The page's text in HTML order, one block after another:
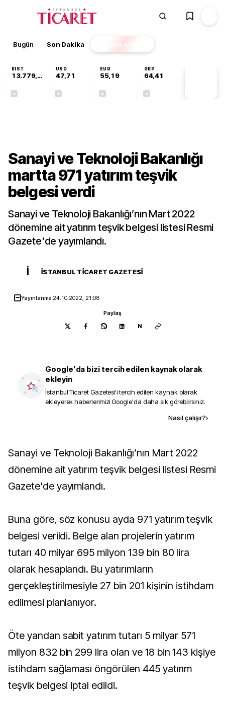
Bugün Son Dakika Finans EKSTRA
BIST
13.779,39
USD
47,71
EUR
55,19
GBP
64,41
Sanayi ve Teknoloji Bakanlığı
martta 971 yatırım teşvik
belgesi verdi
Sanayi ve Teknoloji Bakanlığı’nın Mart 2022
dönemine ait yatırım teşvik belgesi listesi Resmi
Gazete'de yayımlandı.
İ İSTANBUL TICARET GAZETESI
Yayınlanma 24.10.2022, 21:08
Paylaş
N
Google'da bizi tercih edilen kaynak olarak
ekleyin
İstanbul Ticaret Gazetesi'i tercih edilen kaynak olarak
ekleyerek haberlerimizi Google'da daha sık görebilirsiniz.
Nasıl çalışır?›
Sanayi ve Teknoloji Bakanlığı’nın Mart 2022
dönemine ait yatırım teşvik belgesi listesi Resmi
Gazete'de yayımlandı.
Buna göre, söz konusu ayda 971 yatırım teşvik
belgesi verildi. Belge alan projelerin yatırım
tutarı 40 milyar 695 milyon 139 bin 80 lira
olarak hesaplandı. Bu yatırımların
gerçekleştirilmesiyle 27 bin 201 kişinin istihdam
edilmesi planlanıyor.
Öte yandan sabit yatırım tutarı 5 milyar 571
milyon 832 bin 299 lira olan ve 18 bin 143 kişiye
istihdam sağlaması öngörülen 445 yatırım
teşvik belgesi iptal edildi.